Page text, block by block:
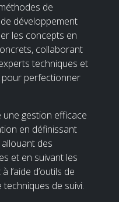
de
développement
les concepts en
collaborant
techniques et
perfectionner
une gestion efficace
en définissant
des
et en suivant les
l’aide d’outils de
de suivi.